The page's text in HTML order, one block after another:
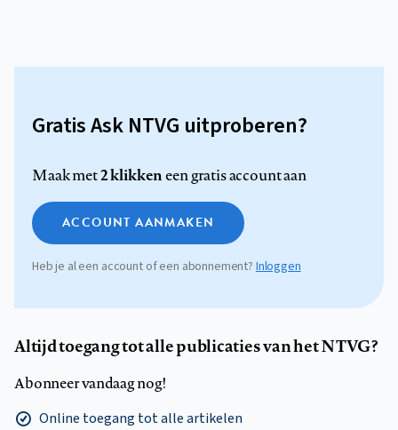
Gratis Ask NTVG uitproberen?
Maak met2 klikkeneen gratis account aan
ACCOUNT AANMAKEN
Heb je al een account of een abonnement?Inloggen
Altijd toegang tot alle publicaties van het NTVG?
Abonneer vandaag nog!
Online toegang tot alle artikelen